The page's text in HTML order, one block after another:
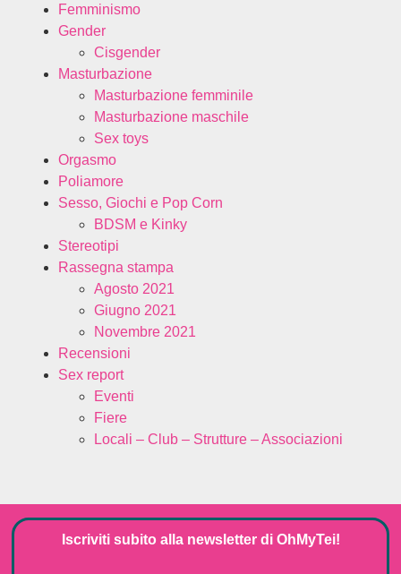
Femminismo
Gender
Cisgender
Masturbazione
Masturbazione femminile
Masturbazione maschile
Sex toys
Orgasmo
Poliamore
Sesso, Giochi e Pop Corn
BDSM e Kinky
Stereotipi
Rassegna stampa
Agosto 2021
Giugno 2021
Novembre 2021
Recensioni
Sex report
Eventi
Fiere
Locali – Club – Strutture – Associazioni
Iscriviti subito alla newsletterdi OhMyTei!